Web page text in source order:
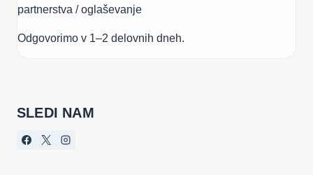
partnerstva / oglaševanje
Odgovorimo v 1–2 delovnih dneh.
SLEDI NAM